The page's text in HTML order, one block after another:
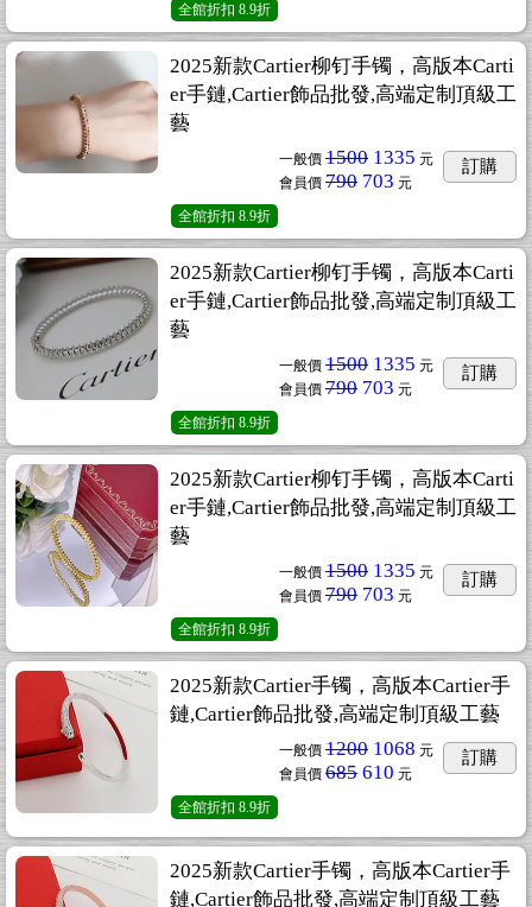
全館折扣 8.9折
2025新款Cartier柳钉手镯，高版本Carti
er手鏈,Cartier飾品批發,高端定制頂級工
藝
一般價 1500 1335 元
會員價 790 703 元
訂購
全館折扣 8.9折
2025新款Cartier柳钉手镯，高版本Carti
er手鏈,Cartier飾品批發,高端定制頂級工
藝
一般價 1500 1335 元
會員價 790 703 元
訂購
全館折扣 8.9折
2025新款Cartier柳钉手镯，高版本Carti
er手鏈,Cartier飾品批發,高端定制頂級工
藝
一般價 1500 1335 元
會員價 790 703 元
訂購
全館折扣 8.9折
2025新款Cartier手镯，高版本Cartier手
鏈,Cartier飾品批發,高端定制頂級工藝
一般價 1200 1068 元
會員價 685 610 元
訂購
全館折扣 8.9折
2025新款Cartier手镯，高版本Cartier手
鏈,Cartier飾品批發,高端定制頂級工藝